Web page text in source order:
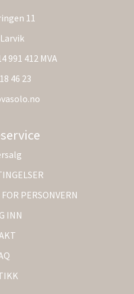
11
991 412 MVA
46 23
PERSONVERN
INN